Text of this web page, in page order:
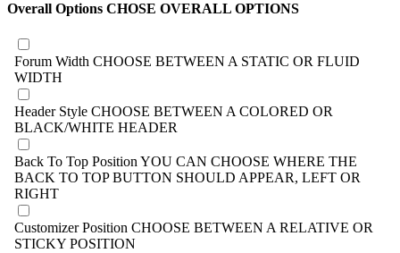
Overall Options CHOSE OVERALL OPTIONS
Forum Width CHOOSE BETWEEN A STATIC OR FLUID
WIDTH
Header Style CHOOSE BETWEEN A COLORED OR
BLACK/WHITE HEADER
Back To Top Position YOU CAN CHOOSE WHERE THE
BACK TO TOP BUTTON SHOULD APPEAR, LEFT OR
RIGHT
Customizer Position CHOOSE BETWEEN A RELATIVE OR
STICKY POSITION